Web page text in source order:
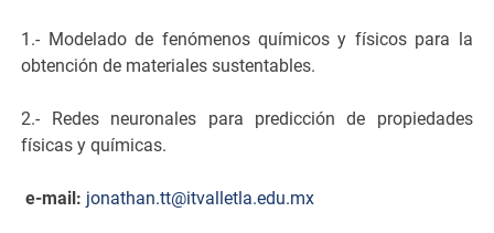
1.- Modelado de fenómenos químicos y físicos para la
obtención de materiales sustentables.
2.- Redes neuronales para predicción de propiedades
físicas y químicas.
e-mail: jonathan.tt@itvalletla.edu.mx